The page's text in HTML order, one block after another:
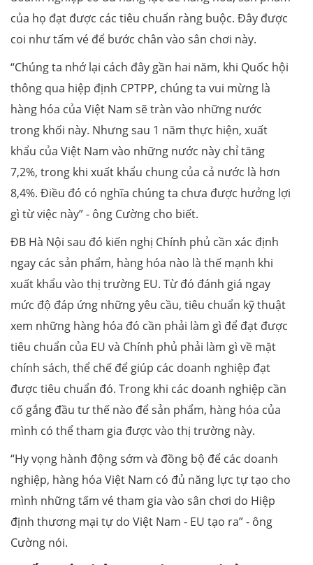
của họ đạt được các tiêu chuẩn ràng buộc. Đây được
coi như tấm vé để bước chân vào sân chơi này.
“Chúng ta nhớ lại cách đây gần hai năm, khi Quốc hội
thông qua hiệp định CPTPP, chúng ta vui mừng là
hàng hóa của Việt Nam sẽ tràn vào những nước
trong khối này. Nhưng sau 1 năm thực hiện, xuất
khẩu của Việt Nam vào những nước này chỉ tăng
7,2%, trong khi xuất khẩu chung của cả nước là hơn
8,4%. Điều đó có nghĩa chúng ta chưa được hưởng lợi
gì từ việc này” - ông Cường cho biết.
ĐB Hà Nội sau đó kiến nghị Chính phủ cần xác định
ngay các sản phẩm, hàng hóa nào là thế mạnh khi
xuất khẩu vào thị trường EU. Từ đó đánh giá ngay
mức độ đáp ứng những yêu cầu, tiêu chuẩn kỹ thuật
xem những hàng hóa đó cần phải làm gì để đạt được
tiêu chuẩn của EU và Chính phủ phải làm gì về mặt
chính sách, thể chế để giúp các doanh nghiệp đạt
được tiêu chuẩn đó. Trong khi các doanh nghiệp cần
cố gắng đầu tư thế nào để sản phẩm, hàng hóa của
mình có thể tham gia được vào thị trường này.
“Hy vọng hành động sớm và đồng bộ để các doanh
nghiệp, hàng hóa Việt Nam có đủ năng lực tự tạo cho
mình những tấm vé tham gia vào sân chơi do Hiệp
định thương mại tự do Việt Nam - EU tạo ra” - ông
Cường nói.